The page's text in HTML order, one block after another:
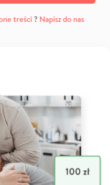
treści? Napisz do nas